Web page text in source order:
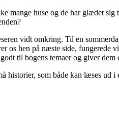
mange huse og de har glædet
vidt omkring. Til en
os hen på næste side,
til bogens temaer og giver dem
historier, som både kan læses ud